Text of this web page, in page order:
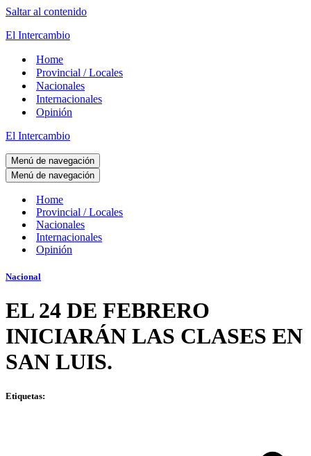
Saltar al contenido
El Intercambio
Home
Provincial / Locales
Nacionales
Internacionales
Opinión
El Intercambio
Menú de navegación
Menú de navegación
Home
Provincial / Locales
Nacionales
Internacionales
Opinión
Nacional
EL 24 DE FEBRERO
INICIARÁN LAS CLASES EN
SAN LUIS.
Etiquetas: